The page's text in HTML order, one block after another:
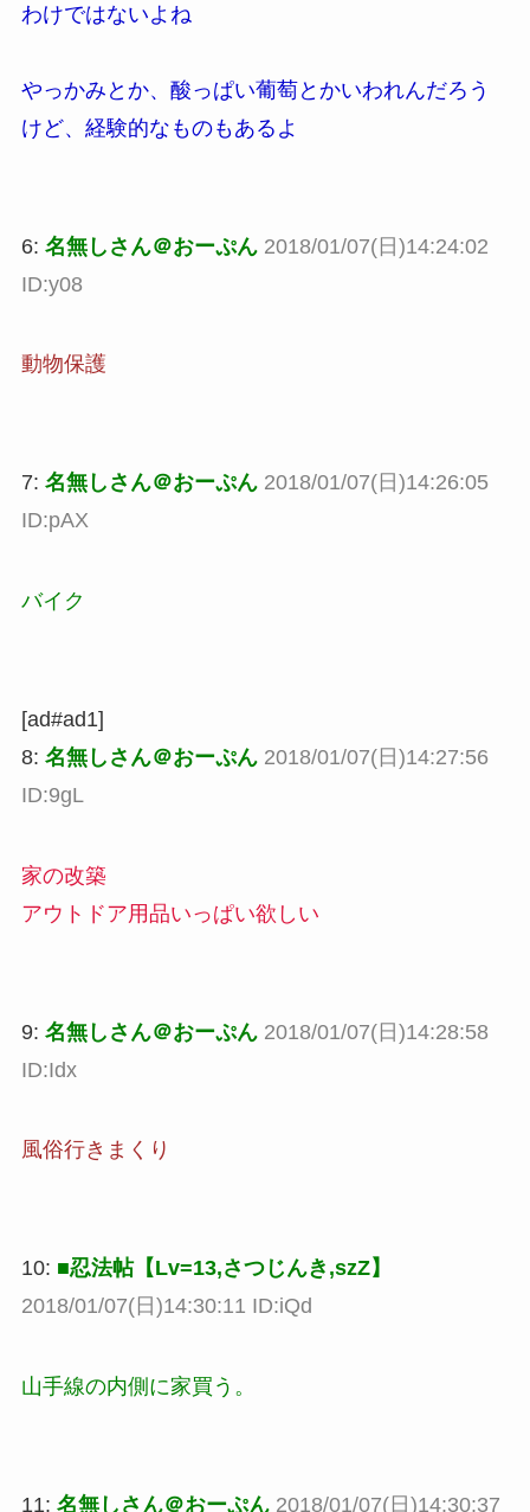
わけではないよね
やっかみとか、酸っぱい葡萄とかいわれんだろう
けど、経験的なものもあるよ
6: 名無しさん＠おーぷん 2018/01/07(日)14:24:02
ID:y08
動物保護
7: 名無しさん＠おーぷん 2018/01/07(日)14:26:05
ID:pAX
バイク
[ad#ad1]
8: 名無しさん＠おーぷん 2018/01/07(日)14:27:56
ID:9gL
家の改築
アウトドア用品いっぱい欲しい
9: 名無しさん＠おーぷん 2018/01/07(日)14:28:58
ID:Idx
風俗行きまくり
10: ■忍法帖【Lv=13,さつじんき,szZ】
2018/01/07(日)14:30:11 ID:iQd
山手線の内側に家買う。
11: 名無しさん＠おーぷん 2018/01/07(日)14:30:37